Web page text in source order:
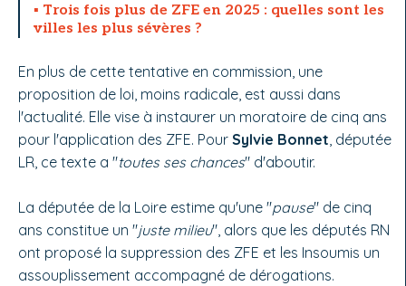
Trois fois plus de ZFE en 2025 : quelles sont les
villes les plus sévères ?
En plus de cette tentative en commission, une
proposition de loi, moins radicale, est aussi dans
l'actualité. Elle vise à instaurer un moratoire de cinq ans
pour l'application des ZFE. Pour Sylvie Bonnet , députée
LR, ce texte a "toutes ses chances" d'aboutir.
La députée de la Loire estime qu'une "pause" de cinq
ans constitue un "juste milieu", alors que les députés RN
ont proposé la suppression des ZFE et les Insoumis un
assouplissement accompagné de dérogations.